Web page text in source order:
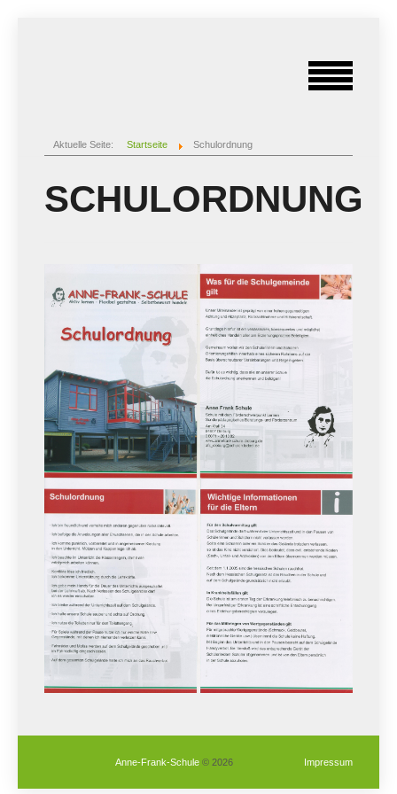
Aktuelle Seite: Startseite Schulordnung
SCHULORDNUNG
Anne-Frank-Schule © 2026 Impressum